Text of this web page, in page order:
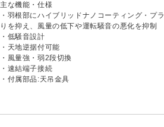
主な機能・仕様
・羽根部にハイブリッドナノコーティング・プ
りを抑え、風量の低下や運転騒音の悪化を抑制
・低騒音設計
・天地逆据付可能
・風量強・弱2段切換
・速結端子接続
・付属部品:天吊金具